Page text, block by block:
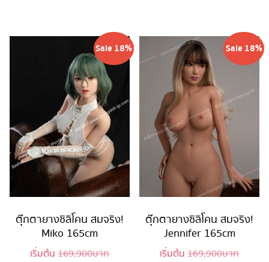
Sale 18%
ตุ๊กตายางซิลิโคน สมจริง!
Miko 165cm
เริ่มต้น 169,900บาทOriginal
Sale 18%
ตุ๊กตายางซิลิโคน สมจริง!
Jennifer 165cm
เริ่มต้น169,900บาท